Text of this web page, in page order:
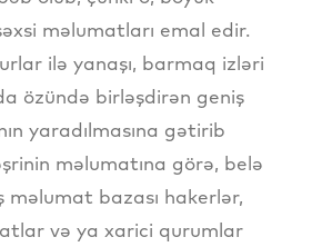
məlumatları emal edir.
ilə yanaşı, barmaq izləri
özündə birləşdirən geniş
yaradılmasına gətirib
məlumatına görə, belə
məlumat bazası hakerlər,
və ya xarici qurumlar